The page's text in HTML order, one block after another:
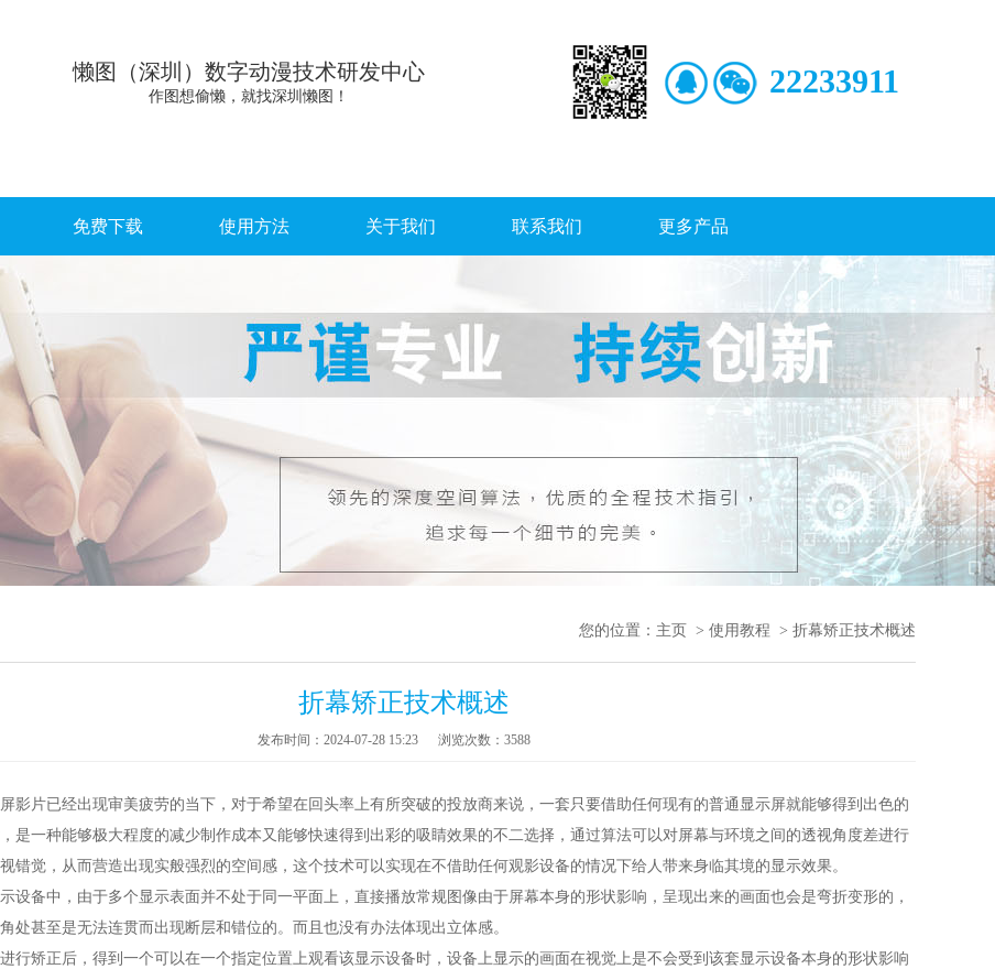
懒图（深圳）数字动漫技术研发中心
作图想偷懒，就找深圳懒图！ 22233911
免费下载 使用方法 关于我们 联系我们 更多产品
您的位置： 主页 > 使用教程 > 折幕矫正技术概述
折幕矫正技术概述
发布时间：2024-07-28 15:23 浏览次数： 3588
影片已经出现审美疲劳的当下，对于希望在回头率上有所突破的投放商来说，一套只要借助任何现有的普通显示屏就能够得到出色的
是一种能够极大程度的减少制作成本又能够快速得到出彩的吸睛效果的不二选择，通过算法可以对屏幕与环境之间的透视角度差进行
错觉，从而营造出现实般强烈的空间感，这个技术可以实现在不借助任何观影设备的情况下给人带来身临其境的显示效果。
设备中，由于多个显示表面并不处于同一平面上，直接播放常规图像由于屏幕本身的形状影响，呈现出来的画面也会是弯折变形的，
处甚至是无法连贯而出现断层和错位的。而且也没有办法体现出立体感。
行矫正后，得到一个可以在一个指定位置上观看该显示设备时，设备上显示的画面在视觉上是不会受到该套显示设备本身的形状影响